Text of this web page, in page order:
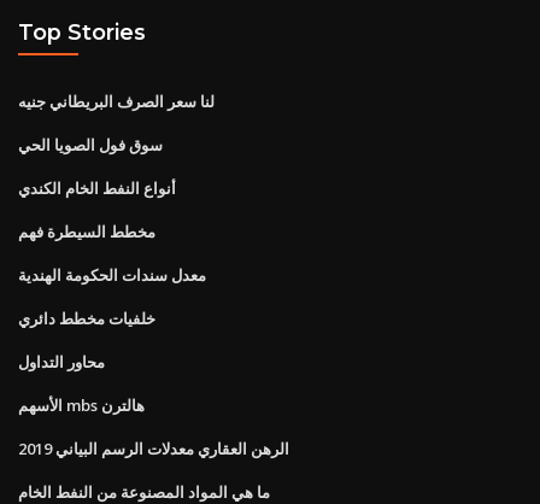
Top Stories
لنا سعر الصرف البريطاني جنيه
سوق فول الصويا الحي
أنواع النفط الخام الكندي
مخطط السيطرة فهم
معدل سندات الحكومة الهندية
خلفيات مخطط دائري
محاور التداول
الأسهم mbs هالترن
الرهن العقاري معدلات الرسم البياني 2019
ما هي المواد المصنوعة من النفط الخام